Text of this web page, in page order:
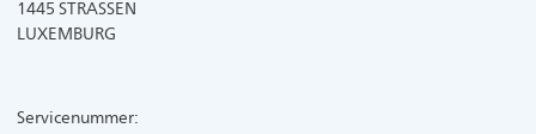
1445 STRASSEN
LUXEMBURG
Servicenummer: